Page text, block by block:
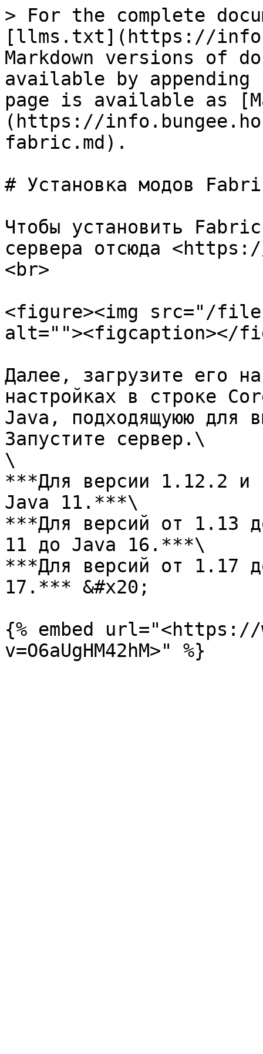
> For the complete
[llms.txt](https://
Markdown versions of
available by
page is available as
(https://
fabric.md).
# Установка модов
Чтобы установить
сервера отсюда
<br>
<figure><img src="/files/
alt=""><figcaption></
Далее, загрузите его
настройках в строке
Java, подходящуюю для
Запустите сервер.\
\
***Для версии 1.12.2 и
Java 11.***\
***Для версий от 1.13
11 до Java 16.***\
***Для версий от 1.17
17.*** &#x20;
{% embed url="<https://